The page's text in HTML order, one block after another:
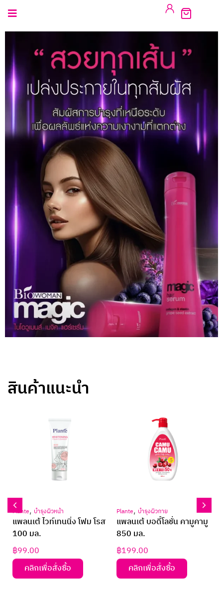
สินค้าแนะนำ
Plante, บำรุงผิวหน้า
แพลนเต้ ไวท์เทนนิ่ง โฟม โรส
100 มล.
฿99.00
คลิกเพื่อสั่งซื้อ
Plante, บำรุงผิวกาย
แพลนเต้ บอดี้โลชั่น คามูคามู
850 มล.
฿199.00
คลิกเพื่อสั่งซื้อ